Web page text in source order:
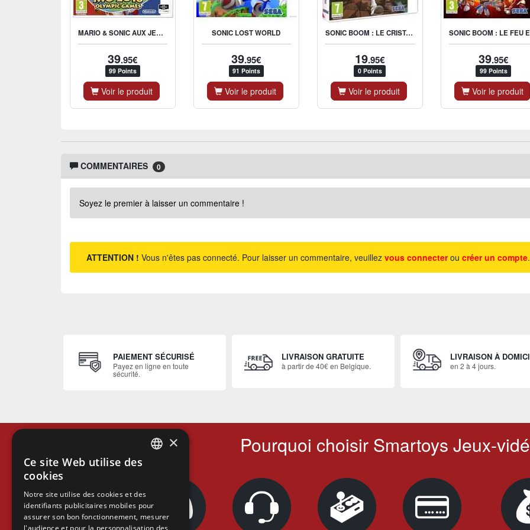
MARIO & SONIC AUX JEUX OLYMPIQUES DE RIO 2016
39.95€
99 Points
Voir le produit
SONIC LOST WORLD
39.95€
91 Points
Voir le produit
SONIC BOOM : LE CRISTAL BRISÉ
19.95€
0 Points
Voir le produit
39.95€
99 Points
Voir le produit
COMMENTAIRES 0
Soyez le premier à laisser un commentaire !
ATTENTION ! Vous n'êtes pas connecté. Pour laisser un commentaire, veuillez vous connecterou créer un compte.
PAIEMENT SÉCURISÉ
Payez en ligne en toute
sécurité.
LIVRAISON GRATUITE
à partir de 40€ en Belgique.
LIVRAISON À
en 2 à 4 jours.
Pourquoi choisir Smartoys Jeux-
ENGLISH
×
Ce site Web utilise des
cookies
Notre site utilise des cookies et des
identifiants publicitaires mobiles pour
assurer son bon fonctionnement, mesurer
l'audience et pour la personnalisation des